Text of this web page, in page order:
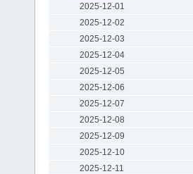
2025-12-01
2025-12-02
2025-12-03
2025-12-04
2025-12-05
2025-12-06
2025-12-07
2025-12-08
2025-12-09
2025-12-10
2025-12-11